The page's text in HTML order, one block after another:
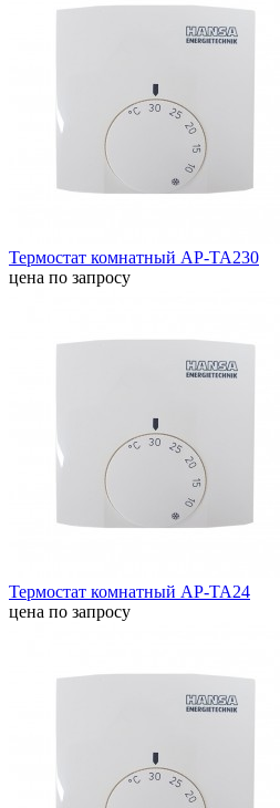
Термостат комнатный AP-TA230
цена по запросу
Термостат комнатный AP-TA24
цена по запросу